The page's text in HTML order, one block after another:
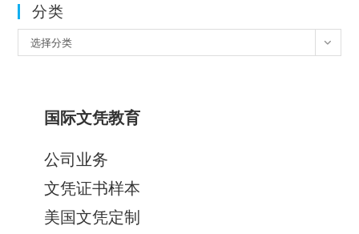
分类
类
选择分类
国际文凭教育
公司业务
文凭证书样本
美国文凭定制